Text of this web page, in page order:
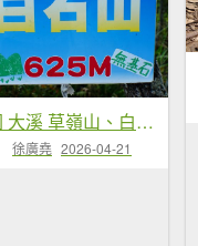
桃園 大溪 草嶺山、白石山、十三分山
徐廣堯 2026-04-21